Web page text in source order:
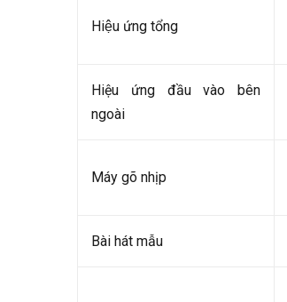
Hiệu ứng tổng
Hiệu ứng đầu vào bên
ngoài
Máy gõ nhịp
Bài hát mẫu